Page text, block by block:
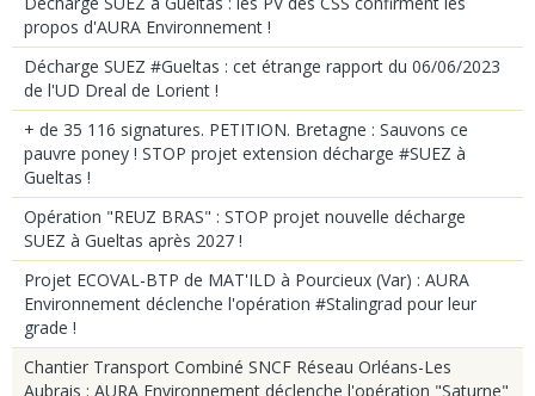
propos d'AURA Environnement !
Décharge SUEZ #Gueltas : cet étrange rapport du 06/06/2023
de l'UD Dreal de Lorient !
+ de 35 116 signatures. PETITION. Bretagne : Sauvons ce
pauvre poney ! STOP projet extension décharge #SUEZ à
Gueltas !
Opération "REUZ BRAS" : STOP projet nouvelle décharge
SUEZ à Gueltas après 2027 !
Projet ECOVAL-BTP de MAT'ILD à Pourcieux (Var) : AURA
Environnement déclenche l'opération #Stalingrad pour leur
grade !
Chantier Transport Combiné SNCF Réseau Orléans-Les
Aubrais : AURA Environnement déclenche l'opération "Saturne"